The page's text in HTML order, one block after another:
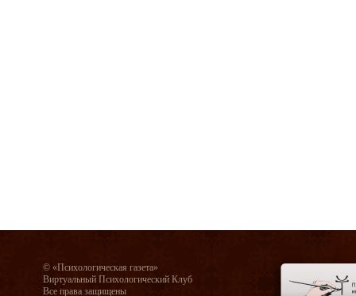
© «Психологическая газета»
Виртуальный Психологический Клуб
Все права защищены